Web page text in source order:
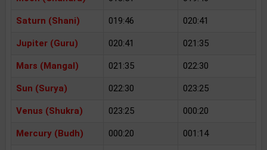
Saturn (Shani) 019:46 020:41
Jupiter (Guru) 020:41 021:35
Mars (Mangal) 021:35 022:30
Sun (Surya) 022:30 023:25
Venus (Shukra) 023:25 000:20
Mercury (Budh) 000:20 001:14